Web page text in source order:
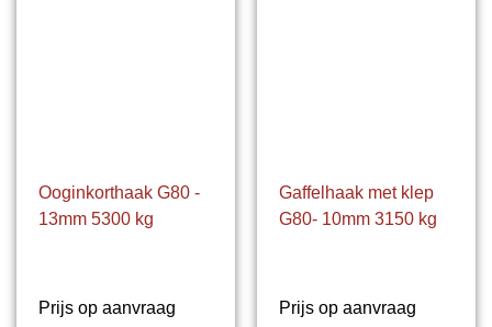
Ooginkorthaak G80 -
13mm 5300 kg
Prijs op aanvraag
Gaffelhaak met klep
G80- 10mm 3150 kg
Prijs op aanvraag